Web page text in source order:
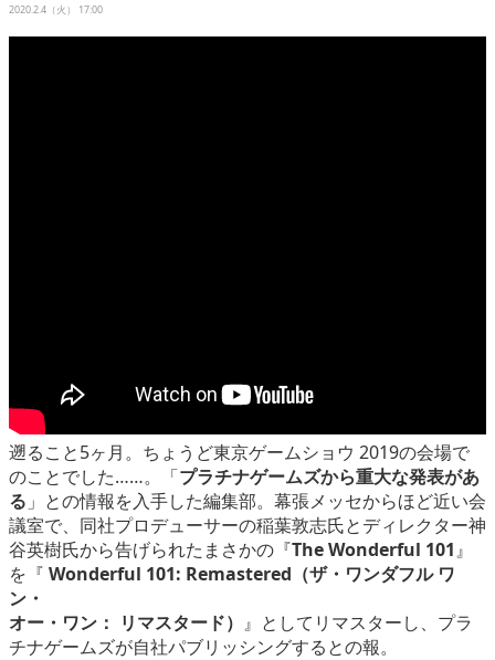
イベント/セミナー
2020.2.4（火） 17:00
遡ること5ヶ月。ちょうど東京ゲームショウ 2019の会場で
のことでした……。「プラチナゲームズから重大な発表があ
る 」との情報を入手した編集部。幕張メッセからほど近い会
議室で、同社プロデューサーの稲葉敦志氏とディレクター神
谷英樹氏から告げられたまさかの『The Wonderful 101』
を『 Wonderful 101: Remastered（ザ・ワンダフル ワ
ン・
オー・ワン： リマスタード） 』としてリマスターし、プラ
チナゲームズが自社パブリッシングするとの報。